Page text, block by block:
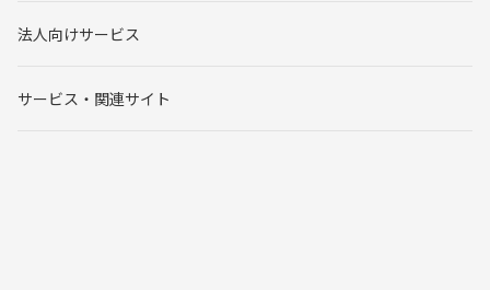
法人向けサービス
サービス・関連サイト